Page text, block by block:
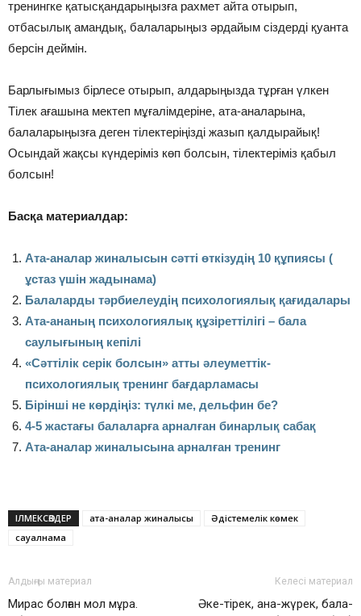
тренингке қатысқандарыңызға рахмет айта отырып,
отбасылық амандық, балаларыңыз әрдайым сіздерді қуанта
берсін деймін.
Барлығымыз бірлесе отырып, алдарыңызда тұрған үлкен
Тілек ағашына мектеп мұғалімдеріне, ата-аналарына,
балаларыңызға деген тілектеріңізді жазып қалдырайық!
Осындай жақсы күндеріміз көп болсын, тілектеріміз қабыл
болсын!
Басқа материалдар:
Ата-аналар жиналысын сәтті өткізудің 10 құпиясы (
ұстаз үшін жадынама)
Балаларды тәрбиелеудің психологиялық қағидалары
Ата-ананың психологиялық құзіреттілігі – бала
саулығының кепілі
«Сәттілік серік болсын» атты әлеуметтік-
психологиялық тренинг бағдарламасы
Бірінші не көрдіңіз: түлкі ме, дельфин бе?
4-5 жастағы балаларға арналған бинарлық сабақ
Ата-аналар жиналысына арналған тренинг
ІЛМЕКСӨЗДЕР ата-аналар жиналысы
Әдістемелік көмек
сауалнама
Алдыңғы материал
Мирас болған мол мұра.
Келесі материал
Әке-тірек, ана-жүрек, бала-